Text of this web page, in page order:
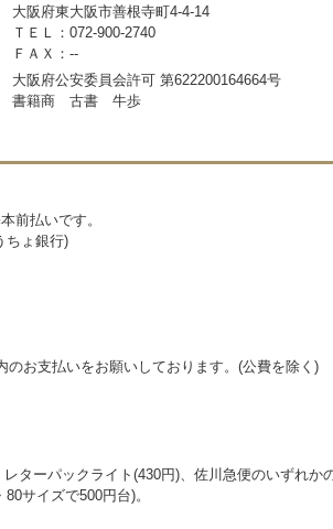
大阪府東大阪市善根寺町4-4-14
ＴＥＬ：072-900-2740
ＦＡＸ：--
大阪府公安委員会許可 第622200164664号
書籍商 古書 牛歩
前払いです。
ちょ銀行)
のお支払いをお願いしております。(公費を除く)
レターパックライト(430円)、佐川急便のいずれ
サイズで500円台)。